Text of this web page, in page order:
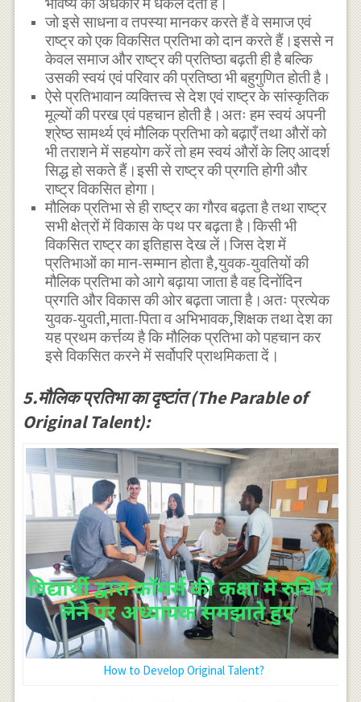
भविष्य को अंधकार में धकेल देती है।
जो इसे साधना व तपस्या मानकर करते हैं वे समाज एवं
राष्ट्र को एक विकसित प्रतिभा को दान करते हैं।इससे न
केवल समाज और राष्ट्र की प्रतिष्ठा बढ़ती ही है बल्कि
उसकी स्वयं एवं परिवार की प्रतिष्ठा भी बहुगुणित होती है।
ऐसे प्रतिभावान व्यक्तित्त्व से देश एवं राष्ट्र के सांस्कृतिक
मूल्यों की परख एवं पहचान होती है।अतः हम स्वयं अपनी
श्रेष्ठ सामर्थ्य एवं मौलिक प्रतिभा को बढ़ाएँ तथा औरों को
भी तराशने में सहयोग करें तो हम स्वयं औरों के लिए आदर्श
सिद्ध हो सकते हैं।इसी से राष्ट्र की प्रगति होगी और
राष्ट्र विकसित होगा।
मौलिक प्रतिभा से ही राष्ट्र का गौरव बढ़ता है तथा राष्ट्र
सभी क्षेत्रों में विकास के पथ पर बढ़ता है।किसी भी
विकसित राष्ट्र का इतिहास देख लें।जिस देश में
प्रतिभाओं का मान-सम्मान होता है,युवक-युवतियों की
मौलिक प्रतिभा को आगे बढ़ाया जाता है वह दिनोंदिन
प्रगति और विकास की ओर बढ़ता जाता है।अतः प्रत्येक
युवक-युवती,माता-पिता व अभिभावक,शिक्षक तथा देश का
यह प्रथम कर्त्तव्य है कि मौलिक प्रतिभा को पहचान कर
इसे विकसित करने में सर्वोपरि प्राथमिकता दें।
5.मौलिक प्रतिभा का दृष्टांत (The Parable of
Original Talent):
How to Develop Original Talent?